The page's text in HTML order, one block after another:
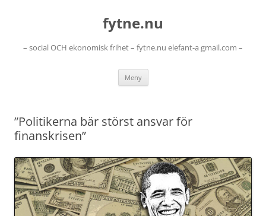
fytne.nu
– social OCH ekonomisk frihet – fytne.nu elefant-a gmail.com –
Meny
”Politikerna bär störst ansvar för
finanskrisen”